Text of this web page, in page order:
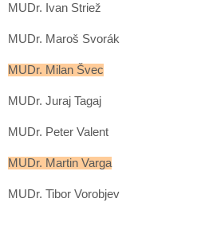
MUDr. Ivan Striež
MUDr. Maroš Svorák
MUDr. Milan Švec
MUDr. Juraj Tagaj
MUDr. Peter Valent
MUDr. Martin Varga
MUDr. Tibor Vorobjev